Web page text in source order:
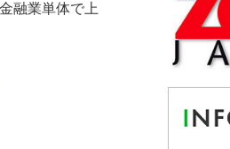
融業単体で上